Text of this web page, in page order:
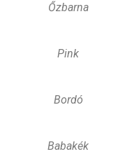
Őzbarna
Pink
Bordó
Babakék